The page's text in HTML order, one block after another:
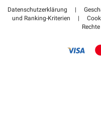
Bezahlen Sie Ihren Parkplatz
Datenschutzerklärung |
und Ranking-Kriterien
|